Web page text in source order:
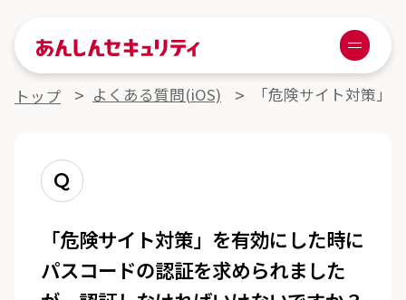
あんしんセキュリティ
Menu
よくある質問詳細
トップ よくある質問(iOS) 「危険サイト対策
Q
「危険サイト対策」を有効にした時に
パスコードの認証を求められました